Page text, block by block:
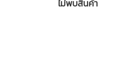
ไม่พบสินค้า